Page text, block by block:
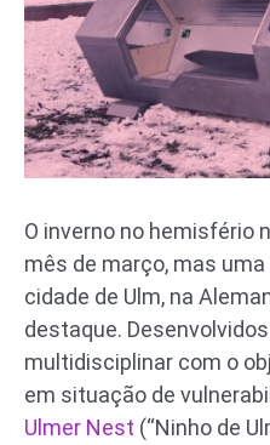
O inverno no hemisfério
mês de março, mas
cidade de Ulm, na
destaque.
multidisciplinar com o
em situação de
Ulmer Nest (“Ninho de